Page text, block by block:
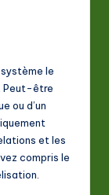
le
Peut-être
ou d’un
et les
compris le